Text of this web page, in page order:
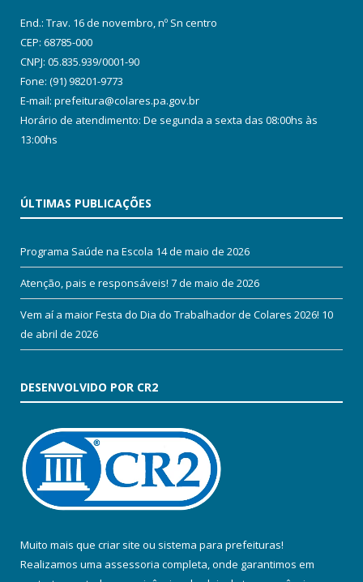
End.: Trav. 16 de novembro, nº Sn centro
CEP: 68785-000
CNPJ: 05.835.939/0001-90
Fone: (91) 98201-9773
E-mail: prefeitura@colares.pa.gov.br
Horário de atendimento: De segunda a sexta das 08:00hs às
13:00hs
ÚLTIMAS PUBLICAÇÕES
Programa Saúde na Escola 14 de maio de 2026
Atenção, pais e responsáveis! 7 de maio de 2026
Vem aí a maior Festa do Dia do Trabalhador de Colares 2026! 10
de abril de 2026
DESENVOLVIDO POR CR2
Muito mais que criar site ou sistema para prefeituras!
Realizamos uma assessoria completa, onde garantimos em